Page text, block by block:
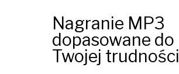
Nagranie MP3
dopasowane do
Twojej trudności